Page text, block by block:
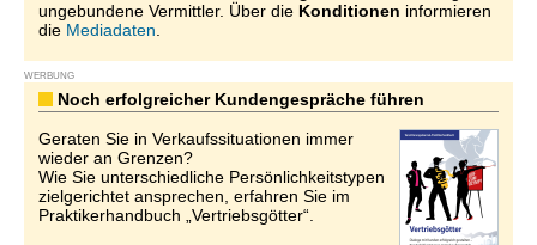
ungebundene Vermittler. Über die Konditionen informieren
die Mediadaten
WERBUNG
Noch erfolgreicher Kundengespräche führen
Geraten Sie in Verkaufssituationen immer
wieder an Grenzen?
Wie Sie unterschiedliche Persönlichkeitstypen
zielgerichtet ansprechen, erfahren Sie im
Praktikerhandbuch „Vertriebsgötter“.